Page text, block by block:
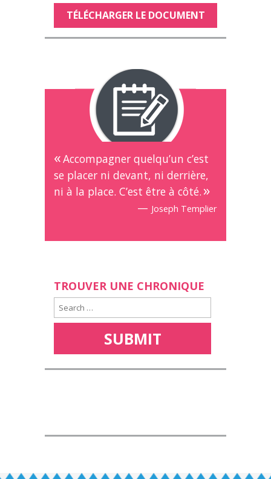
TÉLÉCHARGER LE DOCUMENT
Accompagner quelqu’un c’est
se placer ni devant, ni derrière,
ni à la place. C’est être à côté.
— Joseph Templier
TROUVER UNE CHRONIQUE